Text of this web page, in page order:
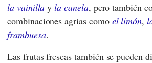
la vainilla yla canela, pero también
combinaciones agrias como el limón,
frambuesa.
Las frutas frescas también se pueden